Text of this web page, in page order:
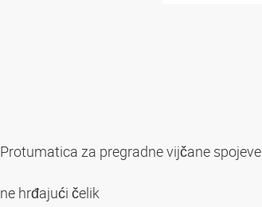
Protumatica za pregradne vijčane spojeve
ne hrđajući čelik